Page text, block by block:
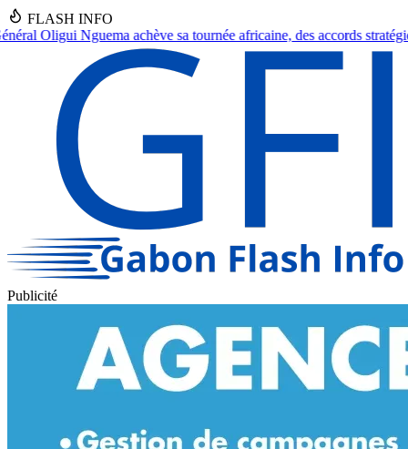
FLASH INFO
africaine, des accords stratégiques en vue.●Franceville : Un
Publicité